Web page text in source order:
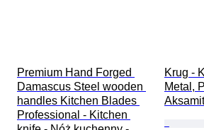
Premium Hand Forged
Damascus Steel wooden
handles Kitchen Blades
Professional - Kitchen
Krug -
Metal,
Aksamit